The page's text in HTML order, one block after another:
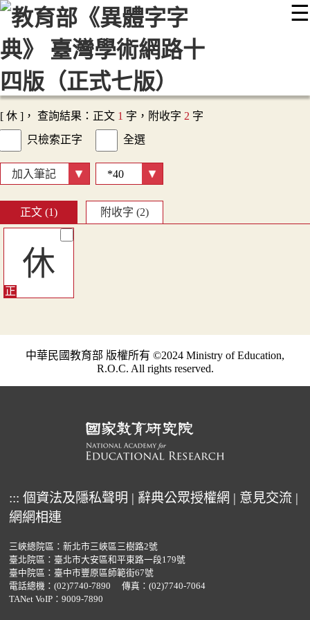
☰
::: 最新消息 常見問題 編輯說明
顯示模式
網站導覽
[ 休 ]， 查詢結果：正文 1 字，附收字 2 字
只檢索正字
全選
加入筆記
正文 (1) 附收字 (2)
休
中華民國教育部 版權所有 ©2024 Ministry of Education,
R.O.C. All rights reserved.
::: 個資法及隱私聲明 | 辭典公眾授權網 | 意見交流 |
網網相連
三峽總院區：新北市三峽區三樹路2號
臺北院區：臺北市大安區和平東路一段179號
臺中院區：臺中市豐原區師範街67號
電話總機： (02)7740-7890
傳真：(02)7740-7064
TANet VoIP：9009-7890